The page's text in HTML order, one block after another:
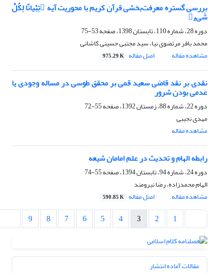
بررسی گستره معرفت‌بخشی قرآن کریم با محوریت آیه تِبْیانًا لِکُلِّ
شَیءٍ
دوره 28، شماره 110، تابستان 1398، صفحه
53-75
محمد باقر مرتضوی نیا، سید مجتبی حسینی کاشانی
مشاهده مقاله
اصل مقاله 975.29 K
نقدی بر نقد قاضی سعید قمی بر محقق طوسی در مساله وجودی یا
عدمی بودن شرور
دوره 22، شماره 88، زمستان 1392، صفحه
55-72
مهدی نجیبی
مشاهده مقاله
رابطه الهام و تحدیث در علم امامان شیعه
دوره 24، شماره 94، تابستان 1394، صفحه
55-74
الهام محمدزاده، رضا نیرومند
مشاهده مقاله
اصل مقاله 590.85 K
1
2
3
4
5
6
7
8
9
مقالات آماده انتشار